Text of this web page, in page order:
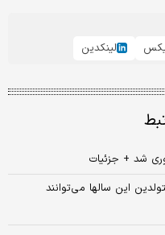
لینکدین
شد + جزئیات
این سالها می‌توانند